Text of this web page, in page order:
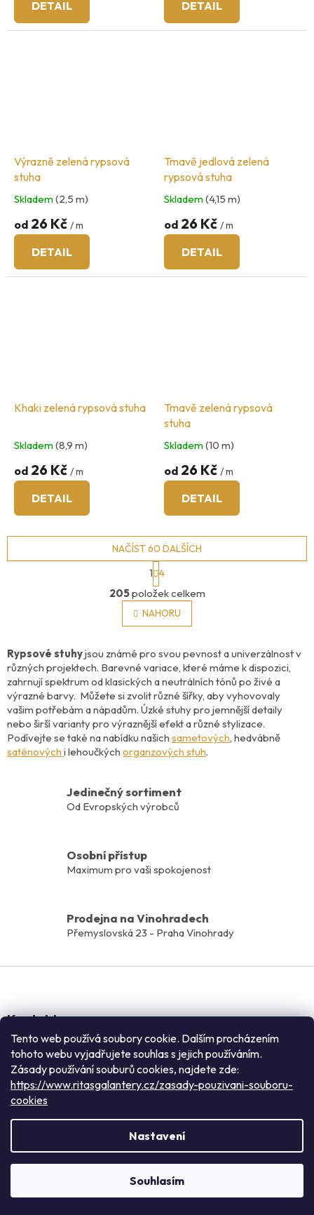
Tento web používá soubory cookie. Dalším procházením
tohoto webu vyjadřujete souhlas s jejich používáním.
Zásady používání souburů cookies, najdete zde:
https://www.ritasgalantery.cz/zasady-pouzivani-souboru-
cookies
Nastavení
Souhlasím
Rádi Vás přivítáme v našem pražském obchodě: nacházíme se
mezi zastávkami metra Flora a náměstí Jiřího z Poděbrad v
DETAIL DETAIL
Výrazně zelená rypsová
stuha
Skladem(2,5 m)
od 26 Kč / m
DETAIL
Tmavě jedlová zelená
rypsová stuha
Skladem(4,15 m)
od 26 Kč / m
DETAIL
Khaki zelená rypsová stuha
Skladem(8,9 m)
od 26 Kč / m
DETAIL
Tmavě zelená rypsová
stuha
Skladem(10 m)
od 26 Kč / m
DETAIL
O
v
l
á
a
c
í
p
r
v
k
y
v
i
s
NAČÍST 60 DALŠÍCH
S
t
r
á
n
k
v
á
n
í
1 4
205položek celkem
NAHORU
Rypsové stuhyjsou známé pro svou pevnost a univerzálnost v
různých projektech. Barevné variace, které máme k dispozici,
zahrnují spektrum od klasických a neutrálních tónů po živé a
výrazné barvy. Můžete si zvolit různé šířky, aby vyhovovaly
vašim potřebám a nápadům. Úzké stuhy pro jemnější detaily
nebo širší varianty pro výraznější efekt a různé stylizace.
Podívejte se také na nabídku našich sametových, hedvábně
saténových i lehoučkých organzových stuh.
Jedinečný sortiment
Od Evropských výrobců
Osobní přístup
Maximum pro vaši spokojenost
Prodejna na Vinohradech
Přemyslovská 23 - Praha Vinohrady
Z
p
aKontakt
rita@ritasgalantery.cz
777 757 670
https://www.facebook.com/ritasgalantery/
ritasgalantery
https://www.youtube.com/@RitasGalanterie
Informace pro vás
Všeobecné obchodní podmínky